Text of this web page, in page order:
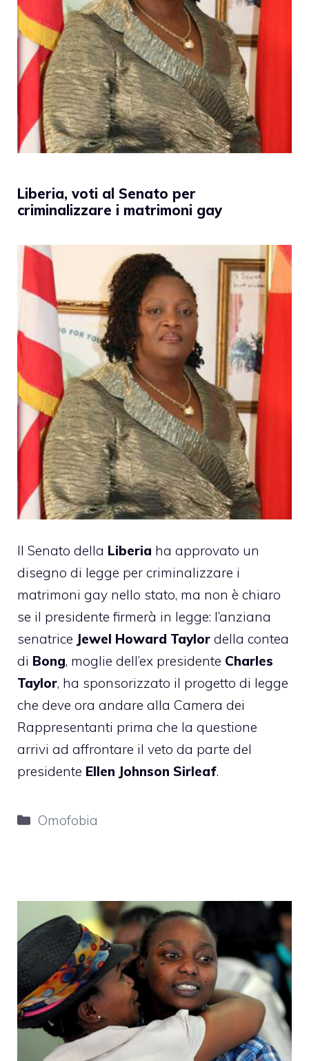
Liberia, voti al Senato per
criminalizzare i matrimoni gay
Il Senato della Liberia ha approvato un
disegno di legge per criminalizzare i
matrimoni gay nello stato, ma non è chiaro
se il presidente firmerà in legge: l’anziana
senatrice Jewel Howard Taylor della contea
di Bong, moglie dell’ex presidente Charles
Taylor, ha sponsorizzato il progetto di legge
che deve ora andare alla Camera dei
Rappresentanti prima che la questione
arrivi ad affrontare il veto da parte del
presidente Ellen Johnson Sirleaf.
Categorie
Omofobia